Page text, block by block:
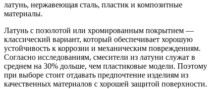
латунь, нержавеющая сталь, пластик и композитные
материалы.
Латунь с позолотой или хромированным покрытием —
классический вариант, который обеспечивает хорошую
устойчивость к коррозии и механическим повреждениям.
Согласно исследованиям, смесители из латуни служат в
среднем на 30% дольше, чем пластиковые модели. Поэтому
при выборе стоит отдавать предпочтение изделиям из
качественных материалов с хорошей защитой поверхности.